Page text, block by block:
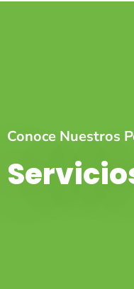
Conoce Nuestros